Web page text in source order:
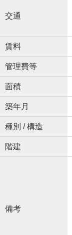
交通
賃料
管理費等
面積
築年月
種別 / 構造
階建
備考